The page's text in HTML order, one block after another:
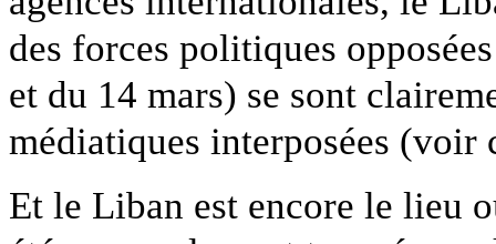
des forces politiques
et du 14 mars) se sont
médiatiques interposées (voir
Et le Liban est encore le lieu